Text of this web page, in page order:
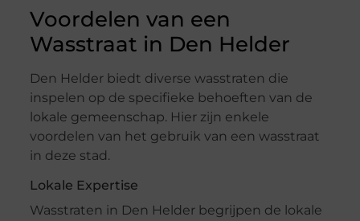
Voordelen van een
Wasstraat in Den Helder
Den Helder biedt diverse wasstraten die
inspelen op de specifieke behoeften van de
lokale gemeenschap. Hier zijn enkele
voordelen van het gebruik van een wasstraat
in deze stad.
Lokale Expertise
Wasstraten in Den Helder begrijpen de lokale